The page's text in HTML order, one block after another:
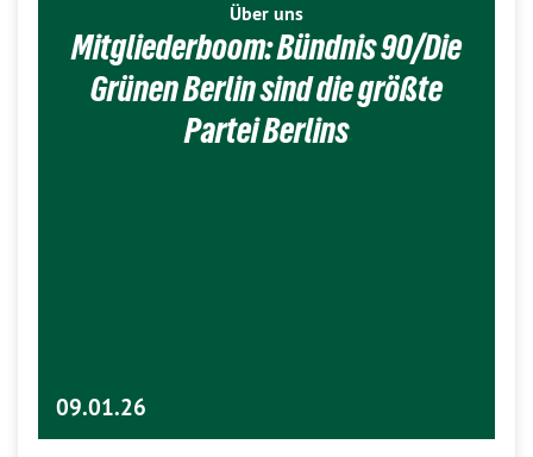
Über uns
Mitgliederboom: Bündnis 90/Die
Grünen Berlin sind die größte
Partei Berlins
09.01.26